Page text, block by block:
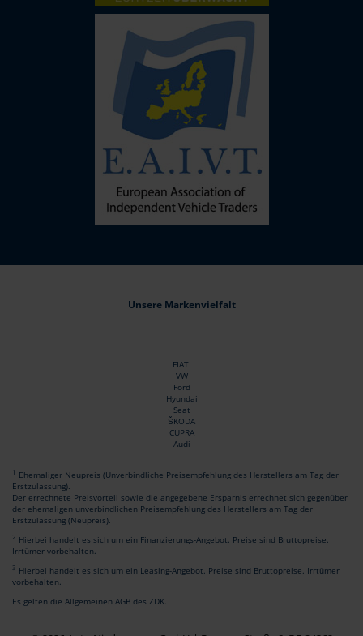
Unsere Markenvielfalt
FIAT
VW
Ford
Hyundai
Seat
ŠKODA
CUPRA
Audi
1 Ehemaliger Neupreis (Unverbindliche Preisempfehlung des Herstellers am Tag der
Erstzulassung).
Der errechnete Preisvorteil sowie die angegebene Ersparnis errechnet sich gegenüber
der ehemaligen unverbindlichen Preisempfehlung des Herstellers am Tag der
Erstzulassung (Neupreis).
2 Hierbei handelt es sich um ein Finanzierungs-Angebot. Preise sind Bruttopreise.
Irrtümer vorbehalten.
3 Hierbei handelt es sich um ein Leasing-Angebot. Preise sind Bruttopreise. Irrtümer
vorbehalten.
Es gelten die Allgemeinen AGB des ZDK.